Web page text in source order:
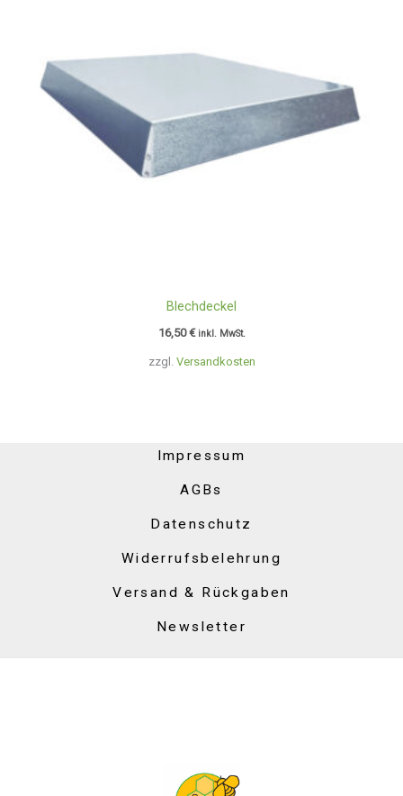
zzgl. Versandkosten
Blechdeckel
16,50€ inkl. MwSt.
Impressum
AGBs
Datenschutz
Widerrufsbelehrung
Versand & Rückgaben
Newsletter